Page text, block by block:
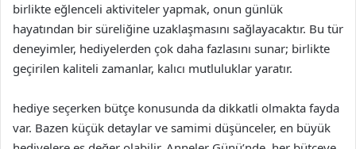
birlikte eğlenceli aktiviteler yapmak, onun günlük
hayatından bir süreliğine uzaklaşmasını sağlayacaktır. Bu tür
deneyimler, hediyelerden çok daha fazlasını sunar; birlikte
geçirilen kaliteli zamanlar, kalıcı mutluluklar yaratır.
hediye seçerken bütçe konusunda da dikkatli olmakta fayda
var. Bazen küçük detaylar ve samimi düşünceler, en büyük